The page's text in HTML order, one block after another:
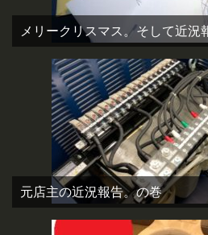
メリークリスマス。そして近況
元店主の近況報告。の巻